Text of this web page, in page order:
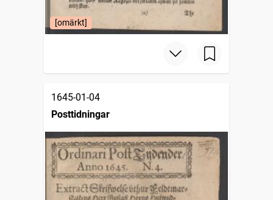
[omärkt]
1645-01-04
Posttidningar